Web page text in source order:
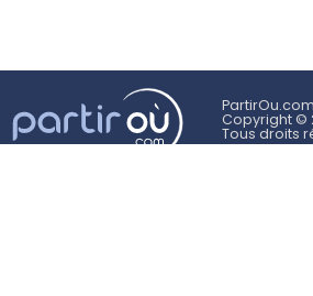
PartirOu.com
Copyright ©
Tous droits